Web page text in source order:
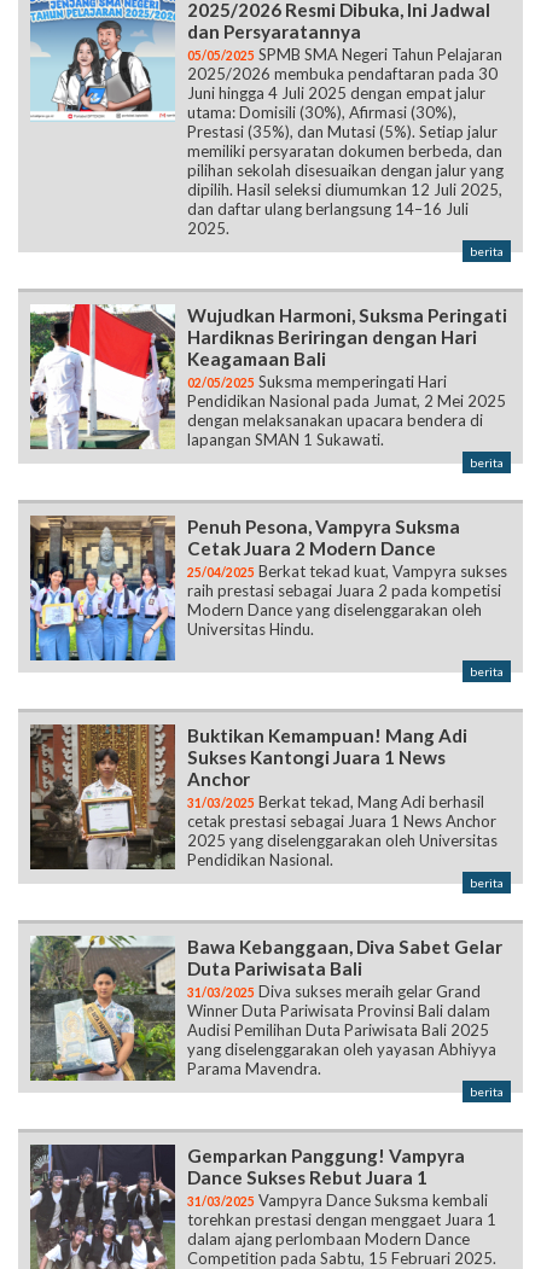
2025/2026 Resmi Dibuka, Ini Jadwal
dan Persyaratannya
05/05/2025 SPMB SMA Negeri Tahun Pelajaran
2025/2026 membuka pendaftaran pada 30
Juni hingga 4 Juli 2025 dengan empat jalur
utama: Domisili (30%), Afirmasi (30%),
Prestasi (35%), dan Mutasi (5%). Setiap jalur
memiliki persyaratan dokumen berbeda, dan
pilihan sekolah disesuaikan dengan jalur yang
dipilih. Hasil seleksi diumumkan 12 Juli 2025,
dan daftar ulang berlangsung 14–16 Juli
2025.
berita
Wujudkan Harmoni, Suksma Peringati
Hardiknas Beriringan dengan Hari
Keagamaan Bali
02/05/2025 Suksma memperingati Hari
Pendidikan Nasional pada Jumat, 2 Mei 2025
dengan melaksanakan upacara bendera di
lapangan SMAN 1 Sukawati.
berita
Penuh Pesona, Vampyra Suksma
Cetak Juara 2 Modern Dance
25/04/2025 Berkat tekad kuat, Vampyra sukses
raih prestasi sebagai Juara 2 pada kompetisi
Modern Dance yang diselenggarakan oleh
Universitas Hindu.
berita
Buktikan Kemampuan! Mang Adi
Sukses Kantongi Juara 1 News
Anchor
31/03/2025 Berkat tekad, Mang Adi berhasil
cetak prestasi sebagai Juara 1 News Anchor
2025 yang diselenggarakan oleh Universitas
Pendidikan Nasional.
berita
Bawa Kebanggaan, Diva Sabet Gelar
Duta Pariwisata Bali
31/03/2025 Diva sukses meraih gelar Grand
Winner Duta Pariwisata Provinsi Bali dalam
Audisi Pemilihan Duta Pariwisata Bali 2025
yang diselenggarakan oleh yayasan Abhiyya
Parama Mavendra.
berita
Gemparkan Panggung! Vampyra
Dance Sukses Rebut Juara 1
31/03/2025 Vampyra Dance Suksma kembali
torehkan prestasi dengan menggaet Juara 1
dalam ajang perlombaan Modern Dance
Competition pada Sabtu, 15 Februari 2025.